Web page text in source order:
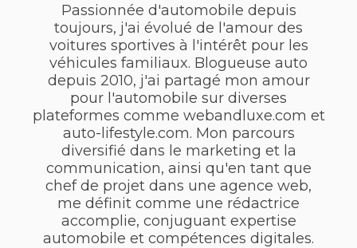
Passionnée d'automobile depuis
toujours, j'ai évolué de l'amour des
voitures sportives à l'intérêt pour les
véhicules familiaux. Blogueuse auto
depuis 2010, j'ai partagé mon amour
pour l'automobile sur diverses
plateformes comme webandluxe.com et
auto-lifestyle.com. Mon parcours
diversifié dans le marketing et la
communication, ainsi qu'en tant que
chef de projet dans une agence web,
me définit comme une rédactrice
accomplie, conjuguant expertise
automobile et compétences digitales.